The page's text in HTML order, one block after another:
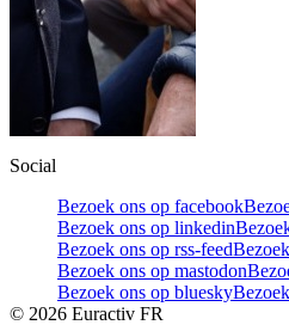
Social
Bezoek ons op facebook
Bezoek ons op linkedin
Bezoek ons op rss-feed
Bezoek ons op mastodon
Bezoek ons op bluesky
© 2026 Euractiv FR